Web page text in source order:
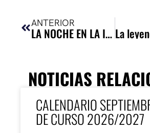
ANTERIOR
LA NOCHE EN LA ISLA
NOTICIAS
CALENDARIO
DE CURSO 2026/2027